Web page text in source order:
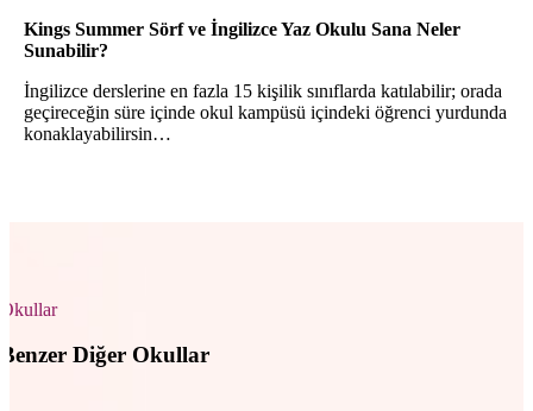
Kings Summer Sörf ve İngilizce Yaz Okulu Sana Neler
Sunabilir?
İngilizce derslerine en fazla 15 kişilik sınıflarda katılabilir; orada
geçireceğin süre içinde okul kampüsü içindeki öğrenci yurdunda
konaklayabilirsin…
Okullar
Benzer Diğer Okullar